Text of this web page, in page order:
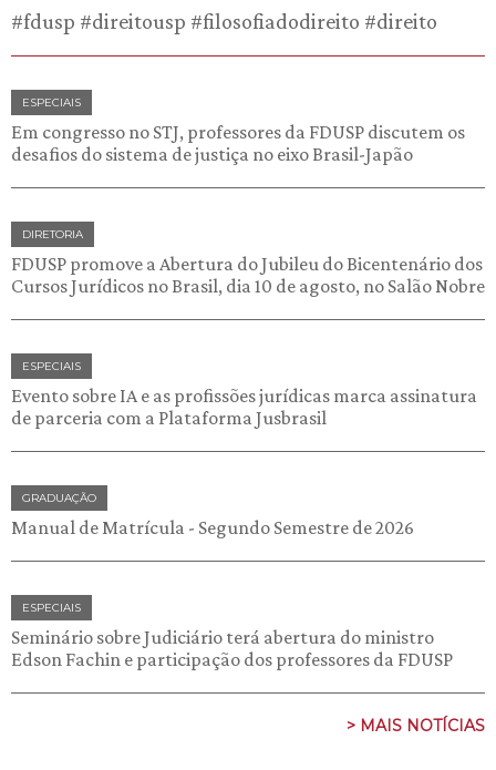
#fdusp #direitousp #filosofiadodireito #direito
ESPECIAIS
Em congresso no STJ, professores da FDUSP discutem os
desafios do sistema de justiça no eixo Brasil-Japão
DIRETORIA
FDUSP promove a Abertura do Jubileu do Bicentenário dos
Cursos Jurídicos no Brasil, dia 10 de agosto, no Salão Nobre
ESPECIAIS
Evento sobre IA e as profissões jurídicas marca assinatura
de parceria com a Plataforma Jusbrasil
GRADUAÇÃO
Manual de Matrícula - Segundo Semestre de 2026
ESPECIAIS
Seminário sobre Judiciário terá abertura do ministro
Edson Fachin e participação dos professores da FDUSP
> MAIS NOTÍCIAS